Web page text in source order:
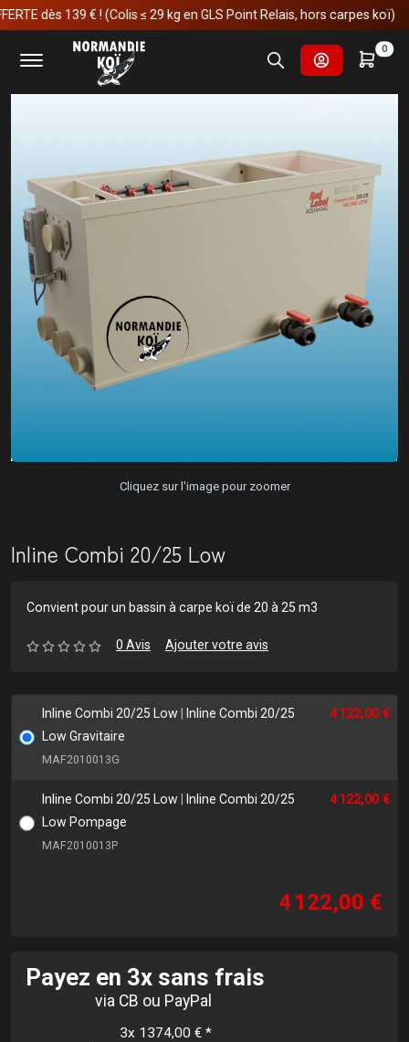
dès 139 € ! (Colis ≤ 29 kg en GLS Point Relais, hors carpes koï)
0
Accueil Matériels Red Label Inline Combi 20/25 Low
Cliquez sur l'image pour zoomer
Inline Combi 20/25 Low
Convient pour un bassin à carpe koï de 20 à 25 m3
0 Avis Ajouter votre avis
Inline Combi 20/25 Low
Inline Combi 20/25
Low Gravitaire
MAF2010013G
4 122,00 €
Inline Combi 20/25 Low
Inline Combi 20/25
Low Pompage
MAF2010013P
4 122,00 €
4 122,00 €
Payez en 3x sans frais
via CB ou PayPal
3x 1374,00 € *